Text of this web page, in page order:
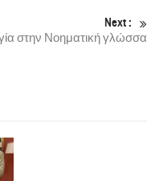
Next :
στην Νοηματική γλώσσα